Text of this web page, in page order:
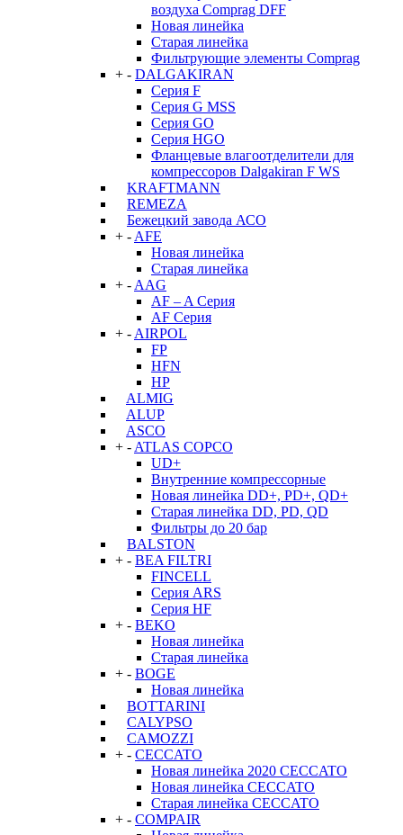
воздуха Comprag DFF
Новая линейка
Старая линейка
Фильтрующие элементы Comprag
+ - DALGAKIRAN
Серия F
Серия G MSS
Серия GO
Серия HGO
Фланцевые влагоотделители для
компрессоров Dalgakiran F WS
KRAFTMANN
REMEZA
Бежецкий завода АСО
+ - AFE
Новая линейка
Старая линейка
+ - AAG
AF – A Серия
AF Серия
+ - AIRPOL
FP
HFN
HP
ALMIG
ALUP
ASCO
+ - ATLAS COPCO
UD+
Внутренние компрессорные
Новая линейка DD+, PD+, QD+
Старая линейка DD, PD, QD
Фильтры до 20 бар
BALSTON
+ - BEA FILTRI
FINCELL
Серия ARS
Серия HF
+ - BEKO
Новая линейка
Старая линейка
+ - BOGE
Новая линейка
BOTTARINI
CALYPSO
CAMOZZI
+ - CECCATO
Новая линейка 2020 CECCATO
Новая линейка CECCATO
Старая линейка CECCATO
+ - COMPAIR